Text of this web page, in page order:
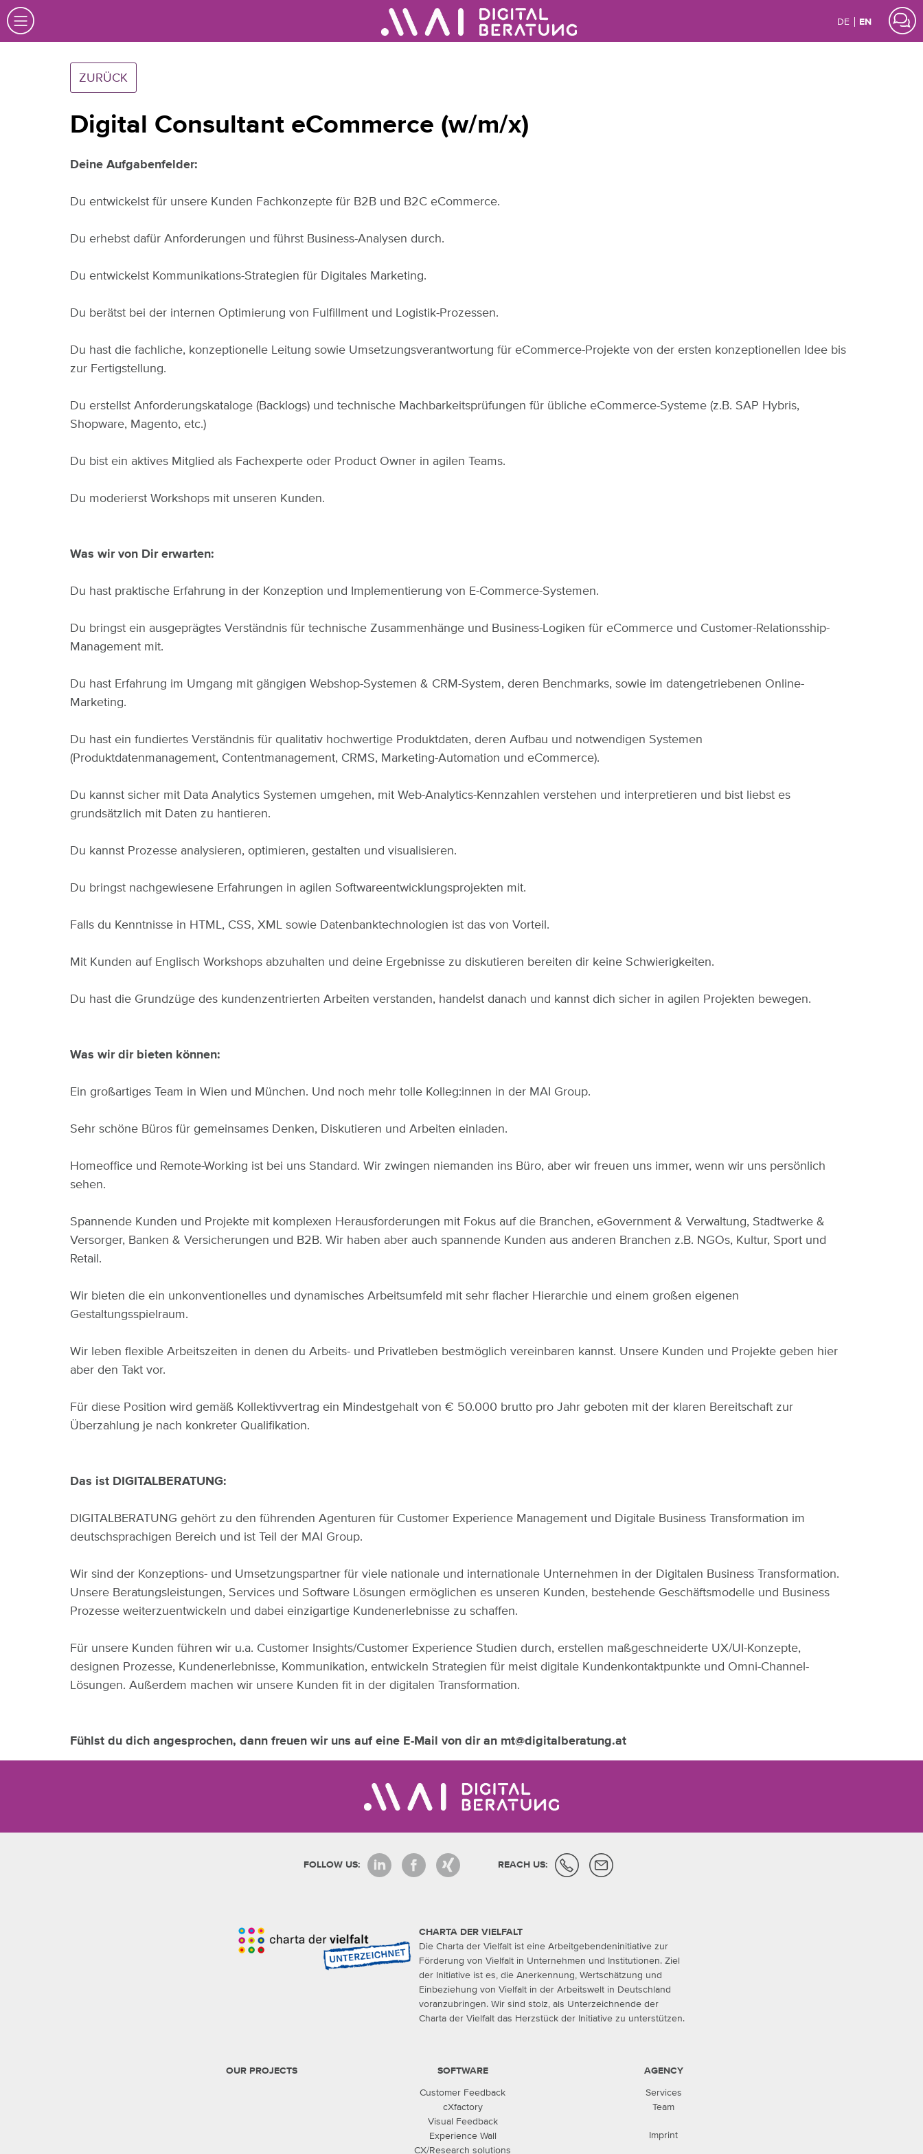
DE EN
ZURÜCK
Digital Consultant eCommerce (w/m/x)
Deine Aufgabenfelder:
Du entwickelst für unsere Kunden Fachkonzepte für B2B und B2C eCommerce.
Du erhebst dafür Anforderungen und führst Business-Analysen durch.
Du entwickelst Kommunikations-Strategien für Digitales Marketing.
Du berätst bei der internen Optimierung von Fulfillment und Logistik-Prozessen.
Du hast die fachliche, konzeptionelle Leitung sowie Umsetzungsverantwortung für eCommerce-Projekte von der ersten konzeptionellen Idee bis
zur Fertigstellung.
Du erstellst Anforderungskataloge (Backlogs) und technische Machbarkeitsprüfungen für übliche eCommerce-Systeme (z.B. SAP Hybris,
Shopware, Magento, etc.)
Du bist ein aktives Mitglied als Fachexperte oder Product Owner in agilen Teams.
Du moderierst Workshops mit unseren Kunden.
Was wir von Dir erwarten:
Du hast praktische Erfahrung in der Konzeption und Implementierung von E-Commerce-Systemen.
Du bringst ein ausgeprägtes Verständnis für technische Zusammenhänge und Business-Logiken für eCommerce und Customer-Relationsship-
Management mit.
Du hast Erfahrung im Umgang mit gängigen Webshop-Systemen & CRM-System, deren Benchmarks, sowie im datengetriebenen Online-
Marketing.
Du hast ein fundiertes Verständnis für qualitativ hochwertige Produktdaten, deren Aufbau und notwendigen Systemen
(Produktdatenmanagement, Contentmanagement, CRMS, Marketing-Automation und eCommerce).
Du kannst sicher mit Data Analytics Systemen umgehen, mit Web-Analytics-Kennzahlen verstehen und interpretieren und bist liebst es
grundsätzlich mit Daten zu hantieren.
Du kannst Prozesse analysieren, optimieren, gestalten und visualisieren.
Du bringst nachgewiesene Erfahrungen in agilen Softwareentwicklungsprojekten mit.
Falls du Kenntnisse in HTML, CSS, XML sowie Datenbanktechnologien ist das von Vorteil.
Mit Kunden auf Englisch Workshops abzuhalten und deine Ergebnisse zu diskutieren bereiten dir keine Schwierigkeiten.
Du hast die Grundzüge des kundenzentrierten Arbeiten verstanden, handelst danach und kannst dich sicher in agilen Projekten bewegen.
Was wir dir bieten können:
Ein großartiges Team in Wien und München. Und noch mehr tolle Kolleg:innen in der MAI Group.
Sehr schöne Büros für gemeinsames Denken, Diskutieren und Arbeiten einladen.
Homeoffice und Remote-Working ist bei uns Standard. Wir zwingen niemanden ins Büro, aber wir freuen uns immer, wenn wir uns persönlich
sehen.
Spannende Kunden und Projekte mit komplexen Herausforderungen mit Fokus auf die Branchen, eGovernment & Verwaltung, Stadtwerke &
Versorger, Banken & Versicherungen und B2B. Wir haben aber auch spannende Kunden aus anderen Branchen z.B. NGOs, Kultur, Sport und
Retail.
Wir bieten die ein unkonventionelles und dynamisches Arbeitsumfeld mit sehr flacher Hierarchie und einem großen eigenen
Gestaltungsspielraum.
Wir leben flexible Arbeitszeiten in denen du Arbeits- und Privatleben bestmöglich vereinbaren kannst. Unsere Kunden und Projekte geben hier
aber den Takt vor.
Für diese Position wird gemäß Kollektivvertrag ein Mindestgehalt von € 50.000 brutto pro Jahr geboten mit der klaren Bereitschaft zur
Überzahlung je nach konkreter Qualifikation.
Das ist DIGITALBERATUNG:
DIGITALBERATUNG gehört zu den führenden Agenturen für Customer Experience Management und Digitale Business Transformation im
deutschsprachigen Bereich und ist Teil der MAI Group.
Wir sind der Konzeptions- und Umsetzungspartner für viele nationale und internationale Unternehmen in der Digitalen Business Transformation.
Unsere Beratungsleistungen, Services und Software Lösungen ermöglichen es unseren Kunden, bestehende Geschäftsmodelle und Business
Prozesse weiterzuentwickeln und dabei einzigartige Kundenerlebnisse zu schaffen.
Für unsere Kunden führen wir u.a. Customer Insights/Customer Experience Studien durch, erstellen maßgeschneiderte UX/UI-Konzepte,
designen Prozesse, Kundenerlebnisse, Kommunikation, entwickeln Strategien für meist digitale Kundenkontaktpunkte und Omni-Channel-
Lösungen. Außerdem machen wir unsere Kunden fit in der digitalen Transformation.
Fühlst du dich angesprochen, dann freuen wir uns auf eine E-Mail von dir an mt@digitalberatung.at
FOLLOW US: REACH US:
CHARTA DER VIELFALT
Die Charta der Vielfalt ist eine Arbeitgebendeninitiative zur
Förderung von Vielfalt in Unternehmen und Institutionen. Ziel
der Initiative ist es, die Anerkennung, Wertschätzung und
Einbeziehung von Vielfalt in der Arbeitswelt in Deutschland
voranzubringen. Wir sind stolz, als Unterzeichnende der
Charta der Vielfalt das Herzstück der Initiative zu unterstützen.
OUR PROJECTS SOFTWARE
Customer Feedback
cXfactory
Visual Feedback
Experience Wall
CX/Research solutions
AGENCY
Services
Team
Imprint